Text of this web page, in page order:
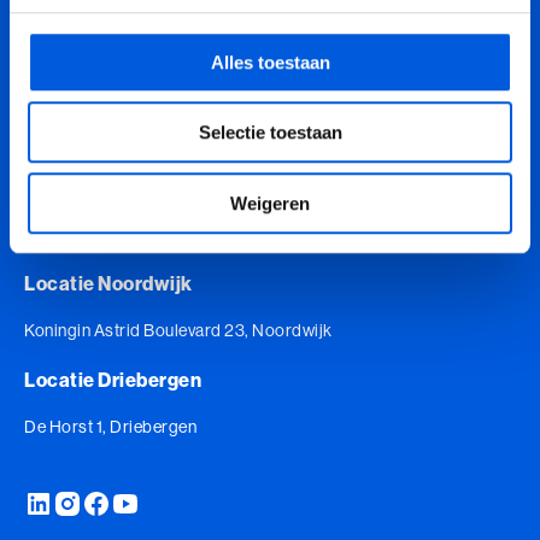
Alles toestaan
Selectie toestaan
Weigeren
Coachend Leiderschap
Coachend Leiderschap (BaakBoost)
Communicatie met Impact
De Informele Leider
High Performance Leadership
Aanmelden nieuwsbrief
Jouw bezoek
Locatie Noordwijk
Koningin Astrid Boulevard 23, Noordwijk
Locatie Driebergen
De Horst 1, Driebergen